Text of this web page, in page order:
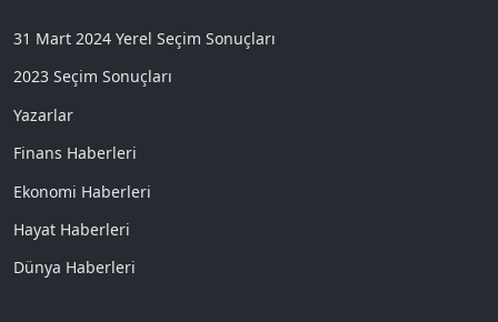
31 Mart 2024 Yerel Seçim Sonuçları
2023 Seçim Sonuçları
Yazarlar
Finans Haberleri
Ekonomi Haberleri
Hayat Haberleri
Dünya Haberleri